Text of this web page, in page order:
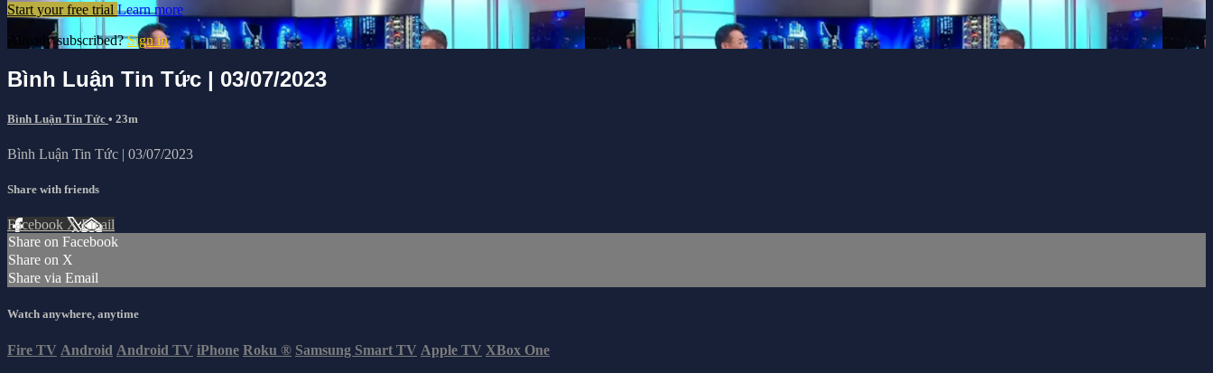
Start your free trial Learn more
Already subscribed?Sign in
Bình Luận Tin Tức | 03/07/2023
Bình Luận Tin Tức • 23m
Bình Luận Tin Tức | 03/07/2023
Share with friends
Facebook XEmail
Share on Facebook
Share on X
Share via Email
Watch anywhere, anytime
Fire TV Android Android TV iPhone Roku ® Samsung Smart TV Apple TV XBox One